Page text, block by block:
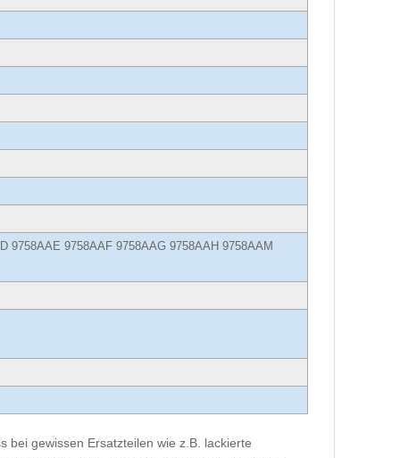
9758AAE 9758AAF 9758AAG 9758AAH 9758AAM
bei gewissen Ersatzteilen wie z.B. lackierte